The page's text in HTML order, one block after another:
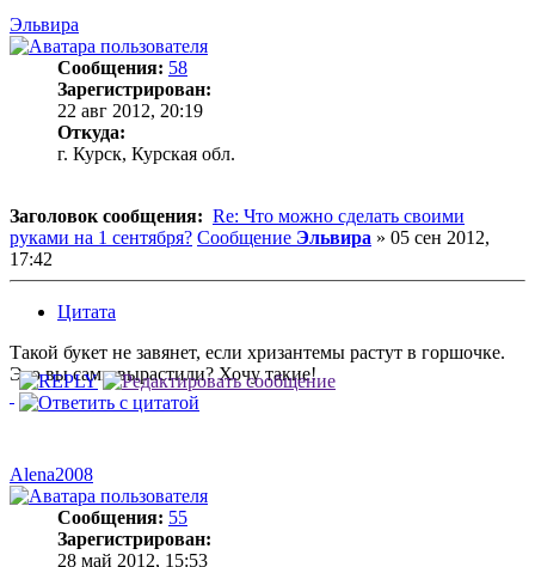
Эльвира
Сообщения: 58
Зарегистрирован:
22 авг 2012, 20:19
Откуда:
г. Курск, Курская обл.
Заголовок сообщения: Re: Что можно сделать своими
руками на 1 сентября? Сообщение Эльвира » 05 сен 2012,
17:42
Цитата
Такой букет не завянет, если хризантемы растут в горшочке.
Это вы сами вырастили? Хочу такие!
Alena2008
Сообщения: 55
Зарегистрирован:
28 май 2012, 15:53